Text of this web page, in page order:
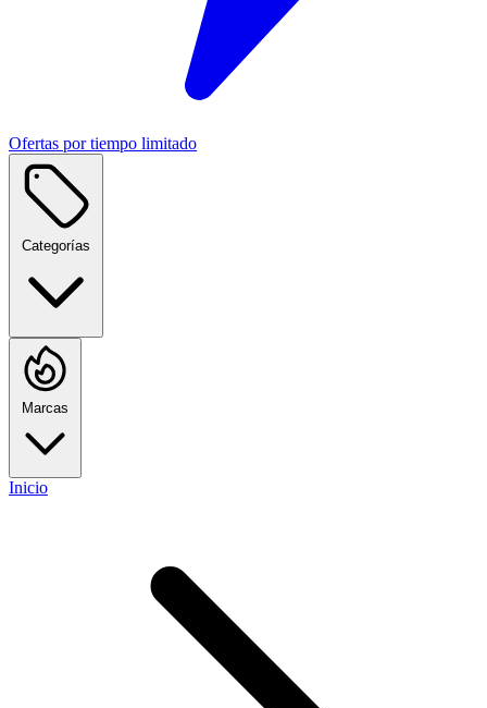
Ofertas por tiempo limitado
Categorías
Marcas
Inicio